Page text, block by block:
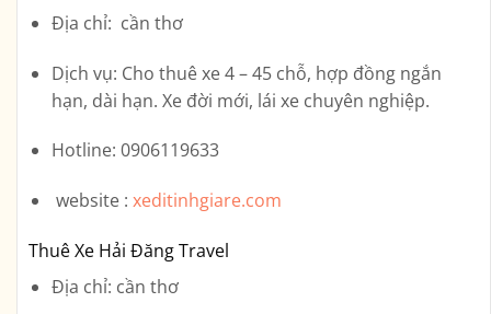
Địa chỉ: cần thơ
Dịch vụ: Cho thuê xe 4 – 45 chỗ, hợp đồng ngắn
hạn, dài hạn. Xe đời mới, lái xe chuyên nghiệp.
Hotline: 0906119633
website : xeditinhgiare.com
Thuê Xe Hải Đăng Travel
Địa chỉ: cần thơ